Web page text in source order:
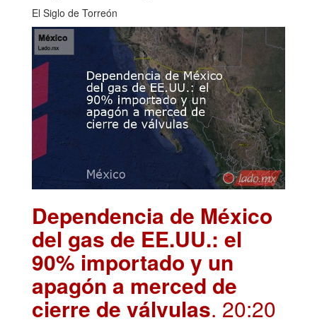
El Siglo de Torreón
Dependencia de México
del gas de EE.UU.: el
90% importado y un
apagón a merced de
cierre de válvulas. 20:20